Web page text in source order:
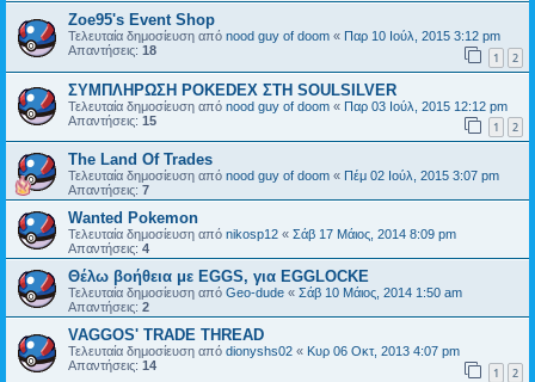
Zoe95's Event Shop
Τελευταία δημοσίευση από nood guy of doom « Παρ 10 Ιούλ, 2015 3:12 pm
Απαντήσεις: 18 1 2
ΣΥΜΠΛΗΡΩΣΗ POKEDEX ΣΤΗ SOULSILVER
Τελευταία δημοσίευση από nood guy of doom « Παρ 03 Ιούλ, 2015 12:12 pm
Απαντήσεις: 15 1 2
The Land Of Trades
Τελευταία δημοσίευση από nood guy of doom « Πέμ 02 Ιούλ, 2015 3:07 pm
Απαντήσεις: 7
Wanted Pokemon
Τελευταία δημοσίευση από nikosp12 « Σάβ 17 Μάιος, 2014 8:09 pm
Απαντήσεις: 4
Θέλω βοήθεια με EGGS, για EGGLOCKE
Τελευταία δημοσίευση από Geo-dude « Σάβ 10 Μάιος, 2014 1:50 am
Απαντήσεις: 2
VAGGOS' TRADE THREAD
Τελευταία δημοσίευση από dionyshs02 « Κυρ 06 Οκτ, 2013 4:07 pm
Απαντήσεις: 14 1 2